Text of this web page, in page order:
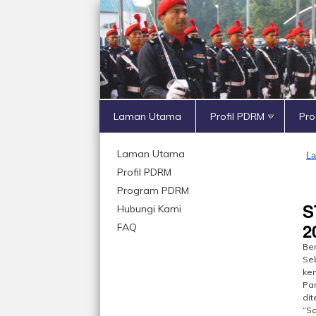
Laman Utama Profil PDRM
Laman Utama
Profil PDRM
Program PDRM
Hubungi Kami
FAQ